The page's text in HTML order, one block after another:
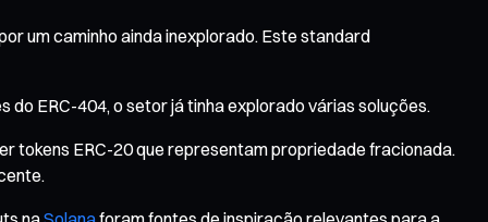
um caminho ainda inexplorado. Este standard
ERC-404, o setor já tinha explorado várias soluções.
tokens ERC-20 que representam propriedade fracionada.